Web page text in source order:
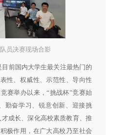
员决赛现场合影
前国内大学生最关注最热门的
性、权威性、示范性、导向性
赛举办以来，“挑战杯”竞赛始
勤奋学习、锐意创新、迎接挑
成长、深化高校素质教育、推
极作用，在广大高校乃至社会